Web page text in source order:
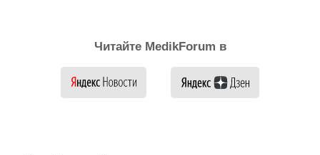
Читайте MedikForum в